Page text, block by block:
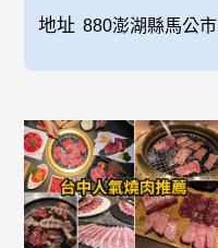
地址 880澎湖縣馬公市